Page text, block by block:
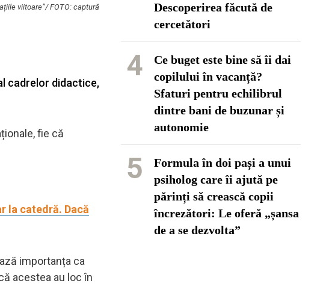
viitoare”/ FOTO: captură
cadrelor didactice,
fie că
la catedră. Dacă
importanța ca
acestea au loc în
Descoperirea făcută de
cercetători
4
Ce buget este bine să îi dai
copilului în vacanță?
Sfaturi pentru echilibrul
dintre bani de buzunar și
autonomie
5
Formula în doi pași a unui
psiholog care îi ajută pe
părinți să crească copii
încrezători: Le oferă „șansa
de a se dezvolta”